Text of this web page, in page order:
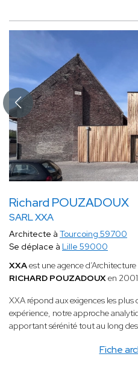
Richard POUZADOUX
SARL XXA
Fiche
Architecte à Tourcoing 59700
Se déplace à Lille 59000
XXAest une agence
RICHARD POUZADOUXen
XXA répond aux exigences les
expérience, notre approche
apportant sérénité tout au long